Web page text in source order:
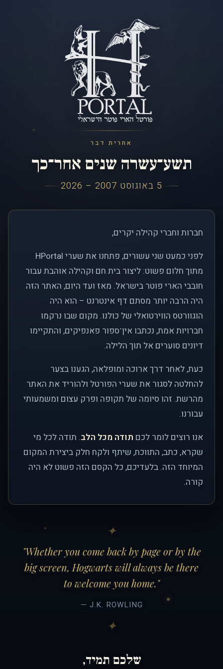
אחרית דבר
תשע־עשרה שנים אחר־כך
5 באוגוסט 2007 – 2026
חברות וחברי קהילה יקרים,
לפני כמעט שני עשורים, פתחנו את שערי HPortal
מתוך חלום פשוט: ליצור בית חם וקהילה אוהבת עבור
חובבי הארי פוטר בישראל. מאז ועד היום, האתר הזה
היה הרבה יותר מסתם דף אינטרנט – הוא היה
הוגוורטס הווירטואלי של כולנו. מקום שבו נרקמו
חברויות אמת, נכתבו אין־ספור פאנפיקים, והתקיימו
דיונים סוערים אל תוך הלילה.
כעת, לאחר דרך ארוכה ומופלאה, הגענו בצער
להחלטה לסגור את שערי הפורטל ולהוריד את האתר
מהרשת. זהו סיומה של תקופה ופרק עצום ומשמעותי
עבורנו.
אנו רוצים לומר לכם תודה מכל הלב. תודה לכל מי
שקרא, כתב, התווכח, שיתף ולקח חלק ביצירת המקום
המיוחד הזה. בלעדיכם, כל הקסם הזה פשוט לא היה
קורה.
"Whether you come back by page or by the
big screen, Hogwarts will always be there
to welcome you home."
— J.K. ROWLING
שלכם תמיד,